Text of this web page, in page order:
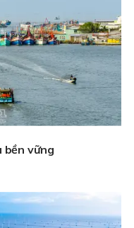
bền vững